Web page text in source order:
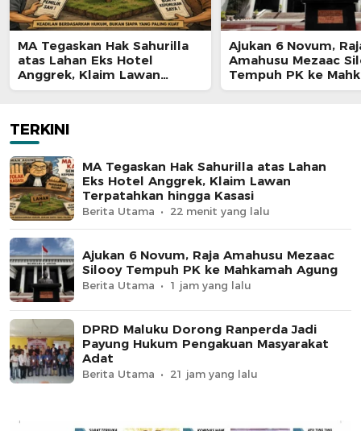
MA Tegaskan Hak Sahurilla
atas Lahan Eks Hotel
Anggrek, Klaim Lawan
Terpatahkan hingga Kasasi
Ajukan 6 Novum,
Amahusu Mezaac
Tempuh PK ke
Agung
TERKINI
MA Tegaskan Hak Sahurilla atas Lahan
Eks Hotel Anggrek, Klaim Lawan
Terpatahkan hingga Kasasi
Berita Utama 22 menit yang lalu
Ajukan 6 Novum, Raja Amahusu Mezaac
Silooy Tempuh PK ke Mahkamah Agung
Berita Utama 1 jam yang lalu
DPRD Maluku Dorong Ranperda Jadi
Payung Hukum Pengakuan Masyarakat
Adat
Berita Utama 21 jam yang lalu